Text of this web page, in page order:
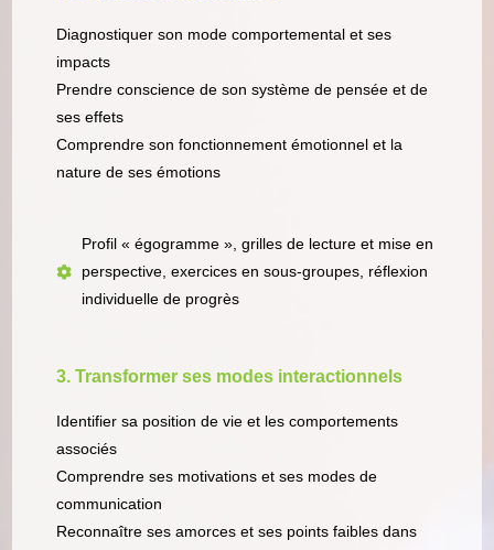
Diagnostiquer son mode comportemental et ses
impacts
Prendre conscience de son système de pensée et de
ses effets
Comprendre son fonctionnement émotionnel et la
nature de ses émotions
Profil « égogramme », grilles de lecture et mise en
perspective, exercices en sous-groupes, réflexion
individuelle de progrès
3. Transformer ses modes interactionnels
Identifier sa position de vie et les comportements
associés
Comprendre ses motivations et ses modes de
communication
Reconnaître ses amorces et ses points faibles dans